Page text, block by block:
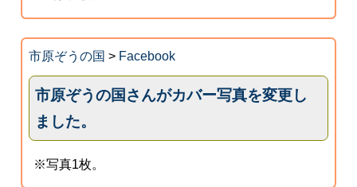
市原ぞうの国 > Facebook
市原ぞうの国さんがカバー写真を変更し
ました。
※写真1枚。